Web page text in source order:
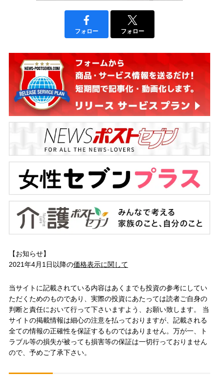
フォロー フォロー
【お知らせ】
2021年4月1日以降の価格表示に関して
当サイトに記載されている内容はあくまでも投資の参考にしてい
ただくためのものであり、実際の投資にあたっては読者ご自身の
判断と責任において行って下さいますよう、お願い致します。 当
サイトの掲載情報は細心の注意を払っておりますが、記載される
全ての情報の正確性を保証するものではありません。万が一、ト
ラブル等の損失が被っても損害等の保証は一切行っておりません
ので、予めご了承下さい。